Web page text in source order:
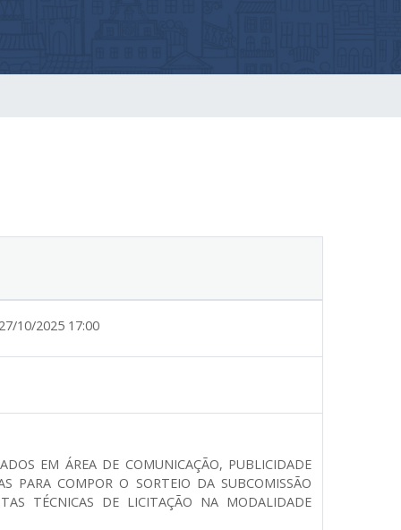
10/2025 17:00
EM ÁREA DE COMUNICAÇÃO, PUBLICIDADE
PARA COMPOR O SORTEIO DA SUBCOMISSÃO
TÉCNICAS DE LICITAÇÃO NA MODALIDADE